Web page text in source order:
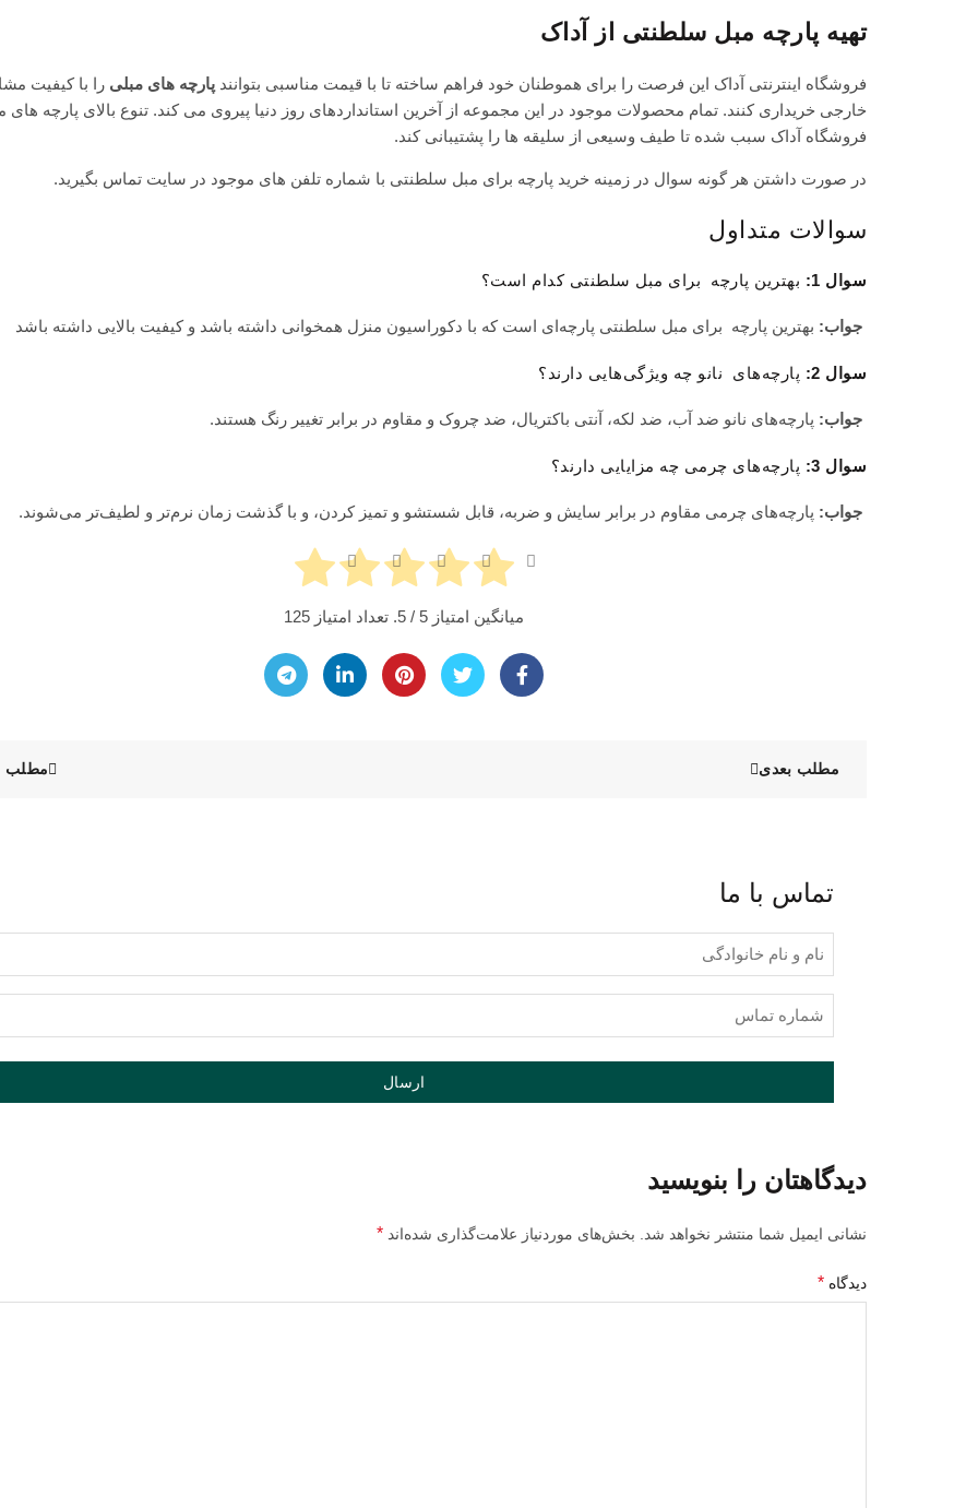
تهیه پارچه مبل سلطنتی از آداک
فروشگاه اینترنتی آداک این فرصت را برای هموطنان خود فراهم ساخته تا با قیمت مناسبی بتوانند پارچه های مبلی را با کیفیت
خارجی خریداری کنند. تمام محصولات موجود در این مجموعه از آخرین استانداردهای روز دنیا پیروی می کند. تنوع بالای پارچه های
فروشگاه آداک سبب شده تا طیف وسیعی از سلیقه ها را پشتیبانی کند.
در صورت داشتن هر گونه سوال در زمینه خرید پارچه برای مبل سلطنتی با شماره تلفن های موجود در سایت تماس بگیرید.
سوالات متداول
سوال 1: بهترین پارچه برای مبل سلطنتی کدام است؟
جواب: بهترین پارچه برای مبل سلطنتی پارچه‌ای است که با دکوراسیون منزل همخوانی داشته باشد و کیفیت بالایی داشته باشد
سوال 2: پارچه‌های نانو چه ویژگی‌هایی دارند؟
جواب: پارچه‌های نانو ضد آب، ضد لکه، آنتی باکتریال، ضد چروک و مقاوم در برابر تغییر رنگ هستند.
سوال 3: پارچه‌های چرمی چه مزایایی دارند؟
جواب: پارچه‌های چرمی مقاوم در برابر سایش و ضربه، قابل شستشو و تمیز کردن، و با گذشت زمان نرم‌تر و لطیف‌تر می‌شوند.
میانگین امتیاز 5 / 5. تعداد امتیاز 125
مطلب مطلب بعدی
تماس با ما
نام
و
نام
خانوادگی
شماره
تماس
(Required)
دیدگاهتان را بنویسید
نشانی ایمیل شما منتشر نخواهد شد. بخش‌های موردنیاز علامت‌گذاری شده‌اند *
دیدگاه *